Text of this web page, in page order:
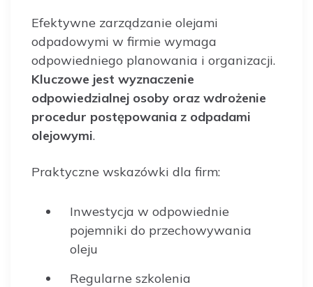
Efektywne zarządzanie olejami
odpadowymi w firmie wymaga
odpowiedniego planowania i organizacji.
Kluczowe jest wyznaczenie
odpowiedzialnej osoby oraz wdrożenie
procedur postępowania z odpadami
olejowymi.
Praktyczne wskazówki dla firm:
Inwestycja w odpowiednie
pojemniki do przechowywania
oleju
Regularne szkolenia